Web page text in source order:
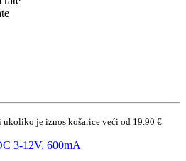
ukoliko je iznos košarice veći od 19.90 €